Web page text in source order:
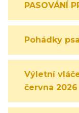
PASOVÁNÍ
Pohádky
Výletní
června 2026